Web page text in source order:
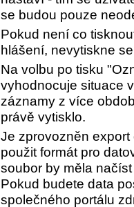
se budou pouze
Pokud není co
hlášení, nevytiskne
Na volbu po tisku
vyhodnocuje situace
záznamy z více
právě vytisklo.
Je zprovozněn
použit formát pro
soubor by měla
Pokud budete data
společného portálu